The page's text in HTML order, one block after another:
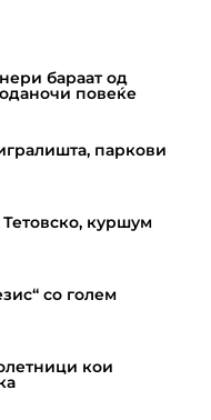
бараат од
повеќе
паркови
Тетовско, куршум
со голем
кои